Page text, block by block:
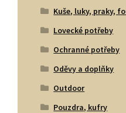
Kuše, luky, praky,
Lovecké potřeby
Ochranné potřeby
Oděvy a doplňky
Outdoor
Pouzdra, kufry